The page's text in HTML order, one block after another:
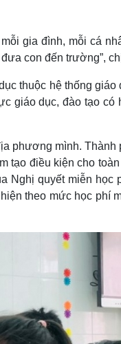
gia đình, mỗi cá
con đến trường”,
thuộc hệ thống giáo
giáo dục, đào tạo có
phương mình. Thành
tạo điều kiện cho
Nghị quyết miễn học
theo mức học phí